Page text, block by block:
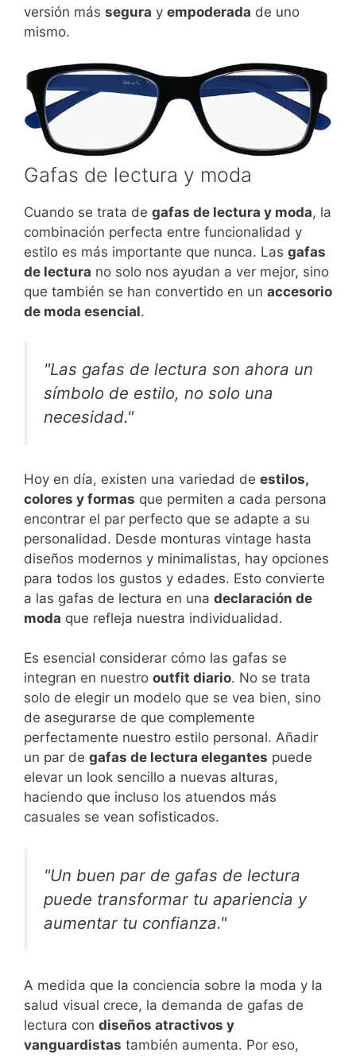
versión más segura y empoderada de uno
mismo.
Gafas de lectura y moda
Cuando se trata de gafas de lectura y moda, la
combinación perfecta entre funcionalidad y
estilo es más importante que nunca. Las gafas
de lectura no solo nos ayudan a ver mejor, sino
que también se han convertido en un accesorio
de moda esencial.
"Las gafas de lectura son ahora un
símbolo de estilo, no solo una
necesidad."
Hoy en día, existen una variedad de estilos,
colores y formas que permiten a cada persona
encontrar el par perfecto que se adapte a su
personalidad. Desde monturas vintage hasta
diseños modernos y minimalistas, hay opciones
para todos los gustos y edades. Esto convierte
a las gafas de lectura en una declaración de
moda que refleja nuestra individualidad.
Es esencial considerar cómo las gafas se
integran en nuestro outfit diario. No se trata
solo de elegir un modelo que se vea bien, sino
de asegurarse de que complemente
perfectamente nuestro estilo personal. Añadir
un par de gafas de lectura elegantes puede
elevar un look sencillo a nuevas alturas,
haciendo que incluso los atuendos más
casuales se vean sofisticados.
"Un buen par de gafas de lectura
puede transformar tu apariencia y
aumentar tu confianza."
A medida que la conciencia sobre la moda y la
salud visual crece, la demanda de gafas de
lectura con diseños atractivos y
vanguardistas también aumenta. Por eso,